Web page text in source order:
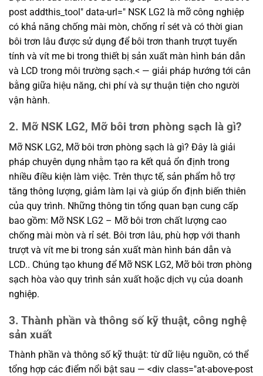
post addthis_tool" data-url=" NSK LG2 là mỡ công nghiệp
có khả năng chống mài mòn, chống rỉ sét và có thời gian
bôi trơn lâu được sử dụng để bôi trơn thanh trượt tuyến
tính và vít me bi trong thiết bị sản xuất màn hình bán dẫn
và LCD trong môi trường sạch.< — giải pháp hướng tới cân
bằng giữa hiệu năng, chi phí và sự thuận tiện cho người
vận hành.
2. Mỡ NSK LG2, Mỡ bôi trơn phòng sạch là gì?
Mỡ NSK LG2, Mỡ bôi trơn phòng sạch là gì? Đây là giải
pháp chuyên dụng nhằm tạo ra kết quả ổn định trong
nhiều điều kiện làm việc. Trên thực tế, sản phẩm hỗ trợ
tăng thông lượng, giảm làm lại và giúp ổn định biến thiên
của quy trình. Những thông tin tổng quan bạn cung cấp
bao gồm: Mỡ NSK LG2 – Mỡ bôi trơn chất lượng cao
chống mài mòn và rỉ sét. Bôi trơn lâu, phù hợp với thanh
trượt và vít me bi trong sản xuất màn hình bán dẫn và
LCD.. Chúng tạo khung để Mỡ NSK LG2, Mỡ bôi trơn phòng
sạch hòa vào quy trình sản xuất hoặc dịch vụ của doanh
nghiệp.
3. Thành phần và thông số kỹ thuật, công nghệ
sản xuất
Thành phần và thông số kỹ thuật: từ dữ liệu nguồn, có thể
tổng hợp các điểm nổi bật sau — <div class="at-above-post